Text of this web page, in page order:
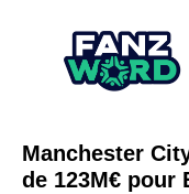
Manchester
de 123M€ pour